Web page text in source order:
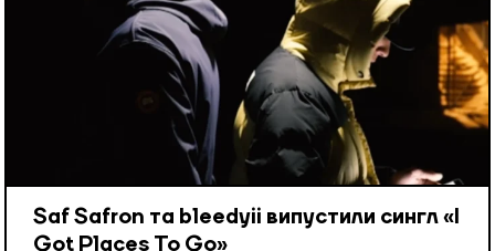
Saf Safron та bleedyii випустили сингл «I
Got Places To Go»